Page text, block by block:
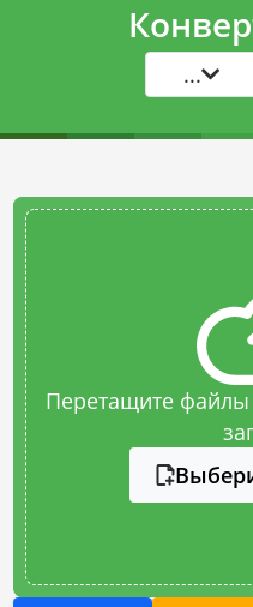
...
Перетащите